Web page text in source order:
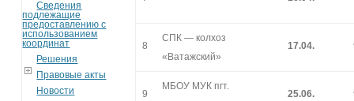
Сведения
подлежащие
предоставлению с
использованием
координат
Решения
Правовые акты
Новости
8
СПК — колхоз
«Ватажский»
17.04.
9
МБОУ МУК пгт.
25.06.